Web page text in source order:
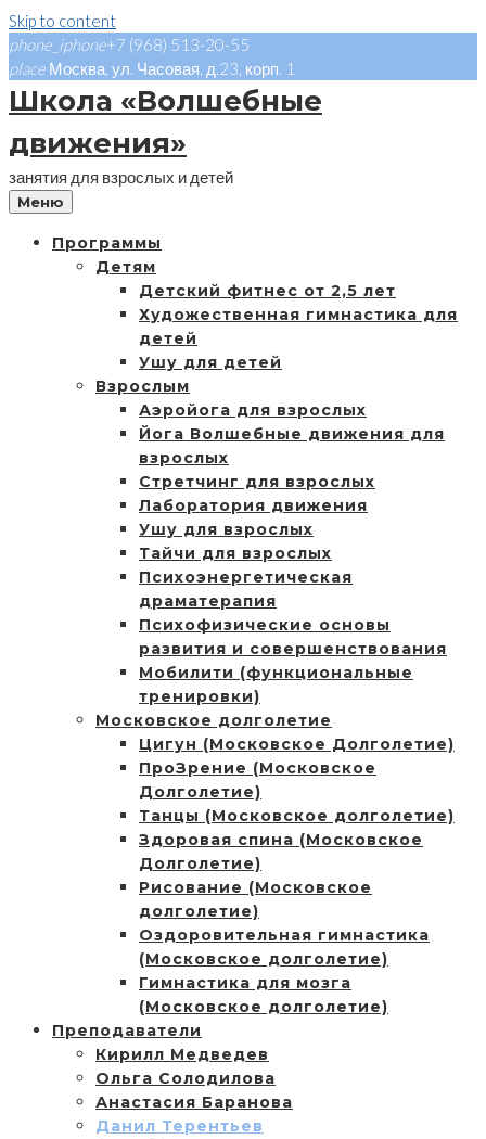
Skip to content
phone_iphone+7 (968) 513-20-55
place Москва, ул. Часовая, д.23, корп. 1
Школа «Волшебные
движения»
занятия для взрослых и детей
Меню
Программы
Детям
Детский фитнес от 2,5 лет
Художественная гимнастика для
детей
Ушу для детей
Взрослым
Аэройога для взрослых
Йога Волшебные движения для
взрослых
Стретчинг для взрослых
Лаборатория движения
Ушу для взрослых
Тайчи для взрослых
Психоэнергетическая
драматерапия
Психофизические основы
развития и совершенствования
Мобилити (функциональные
тренировки)
Московское долголетие
Цигун (Московское Долголетие)
ПроЗрение (Московское
Долголетие)
Танцы (Московское долголетие)
Здоровая спина (Московское
Долголетие)
Рисование (Московское
долголетие)
Оздоровительная гимнастика
(Московское долголетие)
Гимнастика для мозга
(Московское долголетие)
Преподаватели
Кирилл Медведев
Ольга Солодилова
Анастасия Баранова
Данил Терентьев